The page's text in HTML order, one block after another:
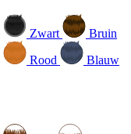
Zwart
Bruin
Rood
Blauw